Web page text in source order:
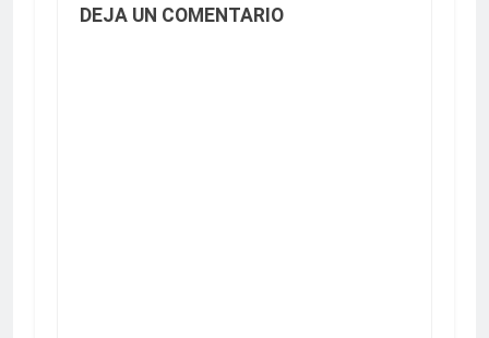
DEJA UN COMENTARIO